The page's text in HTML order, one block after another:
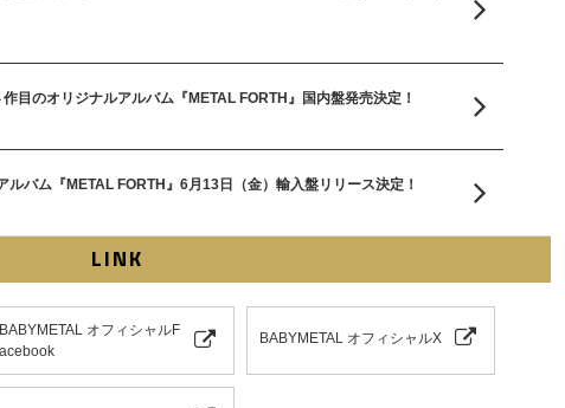
目のオリジナルアルバム『METAL FORTH』国内盤発売決定！
ルバム『METAL FORTH』6月13日（金）輸入盤リリース決定！
LINK
BABYMETAL オフィシャルF
acebook
BABYMETAL オフィシャルX